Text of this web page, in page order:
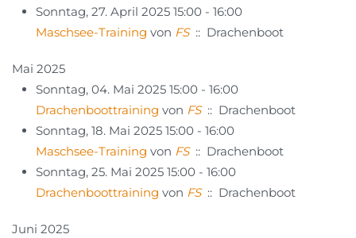
Sonntag, 27. April 2025 15:00 - 16:00
Maschsee-Training von FS:: Drachenboot
Mai 2025
Sonntag, 04. Mai 2025 15:00 - 16:00
Drachenboottraining von FS:: Drachenboot
Sonntag, 18. Mai 2025 15:00 - 16:00
Maschsee-Training von FS:: Drachenboot
Sonntag, 25. Mai 2025 15:00 - 16:00
Drachenboottraining von FS:: Drachenboot
Juni 2025